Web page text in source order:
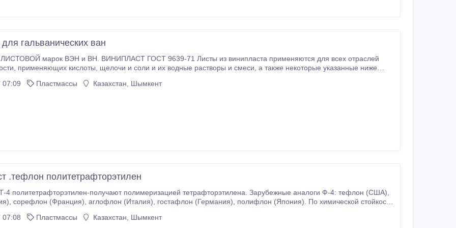
гальванических ван
ГОСТ 9639-71 Листы из винипласта применяются для всех отраслей
указанные ниже
(защита электропроводов); электронной, фотохимической
07:09 Пластмассы Казахстан, Шымкент
.тефлон политетрафторэтилен
политетрафторэтилен-получают полимеризацией тетрафторэтилена. Зарубежные аналоги Ф-4: тефлон (США),
стойкости
растворители) не оказывают на Ф-4 никакого воздействия даже при высокой температуре.
07:08 Пластмассы Казахстан, Шымкент